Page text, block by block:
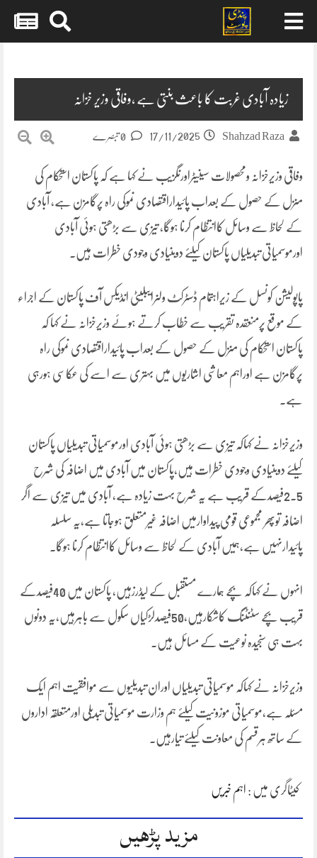
زیادہ آبادی غربت کا باعث بنتی ہے ،وفاقی وزیر خزانہ
Shahzad Raza
17/11/2025
وفاقی وزیرخزانہ ومحصولات سینیٹراورنگزیب نے کہا ہے کہ پاکستان استحکام کی
منزل کے حصول کے بعداب پائیداراقتصادی نموکی راہ پرگامزن ہے، آبادی
کے لحاظ سے وسائل کاانتظام کرنا ہوگا، تیزی سے بڑھتی ہوئی آبادی
اورموسمیاتی تبدیلیاں پاکستان کیلئے دوبنیادی وجودی خطرات ہیں۔
پاپولیشن کونسل کے زیراہتمام ڈسٹرکٹ ولنرایبلیٹی انڈیکس آف پاکستان کے اجراء
کے موقع پرمنعقدہ تقریب سے خطاب کرتے ہوئے وزیرخزانہ نے کہا کہ
پاکستان استحکام کی منزل کے حصول کے بعداب پائیداراقتصادی نموکی راہ
پرگامزن ہے اوراہم معاشی اشاریوں میں بہتری سے اسے کی عکاسی ہورہی
ہے۔
وزیرخزانہ نے کہاکہ تیزی سے بڑھتی ہوئی آبادی اورموسمیاتی تبدیلیاں پاکستان
کیلئے دوبنیادی وجودی خطرات ہیں،پاکستان میں آبادی میں اضافہ کی شرح
2.5فیصدکے قریب ہے یہ شرح بہت زیادہ ہے، آبادی میں تیزی سے اگر
اضافہ توپھر مجموعی قومی پیداوارمیں اضافہ غیرمتعلق ہوجاتا ہے،یہ سلسلہ
پائیدارنہیں ہے،ہمیں آبادی کے لحاظ سے وسائل کاانتظام کرنا ہوگا۔
انہوں نے کہاکہ بچے ہمارے مستقبل کے لیڈرزہیں، پاکستان میں 40فیصدکے
قریب بچے سٹنٹنگ کاشکارہیں،50فیصدلڑکیاں سکول سے باہرہیں،یہ دونوں
بہت ہی سنجیدہ نوعیت کے مسائل ہیں۔
وزیرخزانہ نے کہاکہ موسمیاتی تبدیلیاں اوران تبدیلیوں سے موافقیت اہم ایک
مسئلہ ہے،موسمیاتی موزونیت کیلئے ہم وزارت موسمیاتی تبدیلی اورمتعلقہ اداروں
کے ساتھ ہرقسم کی معاونت کیلئے تیارہیں۔
کیٹاگری میں : اہم خبریں
مزید پڑھیں